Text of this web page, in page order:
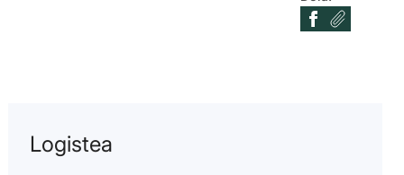
Logistea